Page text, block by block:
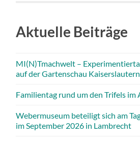
Aktuelle Beiträge
MI(N)Tmachwelt –
auf der Gartenschau Kaiserslautern
Familientag rund um den Trifels im
Webermuseum beteiligt sich am
im September 2026 in Lambrecht